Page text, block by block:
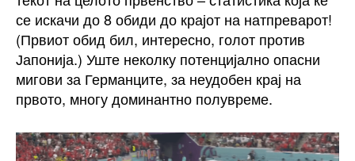
се искачи до 8 обиди до крајот на натпреварот!
(Првиот обид бил, интересно, голот против
Јапонија.) Уште неколку потенцијално опасни
мигови за Германците, за неудобен крај на
првото, многу доминантно полувреме.